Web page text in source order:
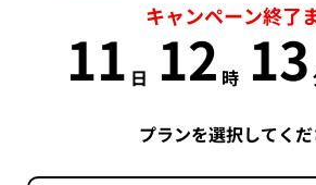
キャンペーン終了
11 日 12 時 13
プランを選択してく